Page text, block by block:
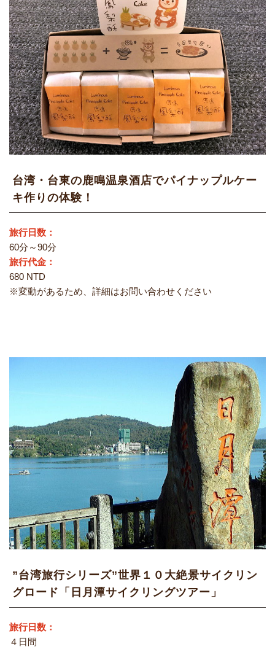
台湾・台東の鹿鳴温泉酒店でパイナップルケー
キ作りの体験！
旅行日数：
60分～90分
旅行代金：
680 NTD
※変動があるため、詳細はお問い合わせください
”台湾旅行シリーズ”世界１０大絶景サイクリン
グロード「日月潭サイクリングツアー」
旅行日数：
４日間